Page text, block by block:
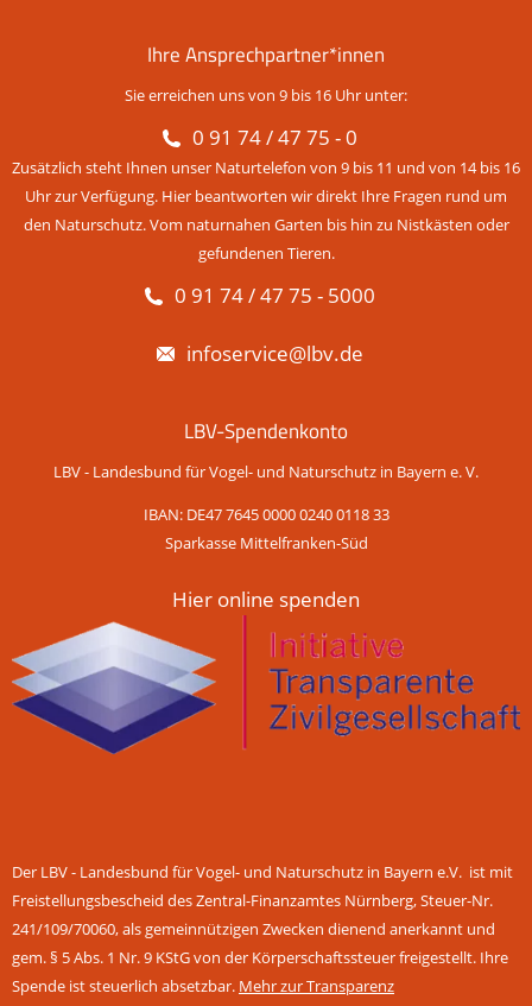
Ihre Ansprechpartner*innen
Sie erreichen uns von 9 bis 16 Uhr unter:
0 91 74 / 47 75 - 0
Zusätzlich steht Ihnen unser Naturtelefon von 9 bis 11 und von 14 bis 16
Uhr zur Verfügung. Hier beantworten wir direkt Ihre Fragen rund um
den Naturschutz. Vom naturnahen Garten bis hin zu Nistkästen oder
gefundenen Tieren.
0 91 74 / 47 75 - 5000
infoservice@lbv.de
LBV-Spendenkonto
LBV - Landesbund für Vogel- und Naturschutz in Bayern e. V.
IBAN: DE47 7645 0000 0240 0118 33
Sparkasse Mittelfranken-Süd
Hier online spenden
Der LBV - Landesbund für Vogel- und Naturschutz in Bayern e.V. ist mit
Freistellungsbescheid des Zentral-Finanzamtes Nürnberg, Steuer-Nr.
241/109/70060, als gemeinnützigen Zwecken dienend anerkannt und
gem. § 5 Abs. 1 Nr. 9 KStG von der Körperschaftssteuer freigestellt. Ihre
Spende ist steuerlich absetzbar. Mehr zur Transparenz